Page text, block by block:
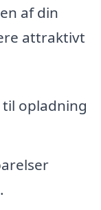
af din
attraktivt
opladning